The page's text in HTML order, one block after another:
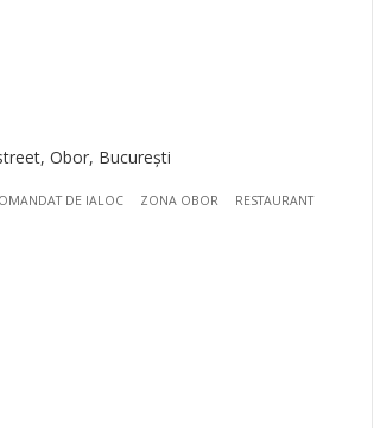
Obor, București
DE IALOC ZONA OBOR RESTAURANT